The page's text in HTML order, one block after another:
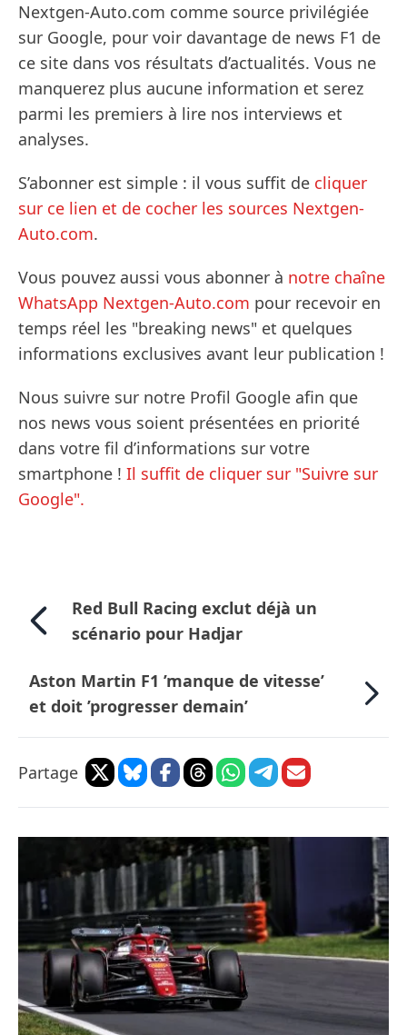
Nextgen-Auto.com comme source privilégiée
sur Google, pour voir davantage de news F1 de
ce site dans vos résultats d’actualités. Vous ne
manquerez plus aucune information et serez
parmi les premiers à lire nos interviews et
analyses.
S’abonner est simple : il vous suffit de cliquer
sur ce lien et de cocher les sources Nextgen-
Auto.com.
Vous pouvez aussi vous abonner à notre chaîne
WhatsApp Nextgen-Auto.com pour recevoir en
temps réel les "breaking news" et quelques
informations exclusives avant leur publication !
Nous suivre sur notre Profil Google afin que
nos news vous soient présentées en priorité
dans votre fil d’informations sur votre
smartphone ! Il suffit de cliquer sur "Suivre sur
Google".
Red Bull Racing exclut déjà un
scénario pour Hadjar
Aston Martin F1 ’manque de vitesse’
et doit ’progresser demain’
Partage